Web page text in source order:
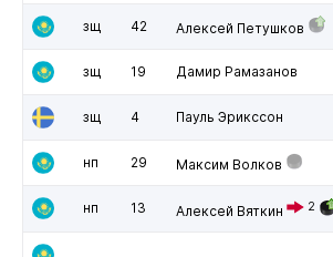
зщ 42 Алексей Петушков
зщ 19 Дамир Рамазанов
зщ 4 Пауль Эрикссон
нп 29 Максим Волков
нп 13 Алексей Вяткин 2